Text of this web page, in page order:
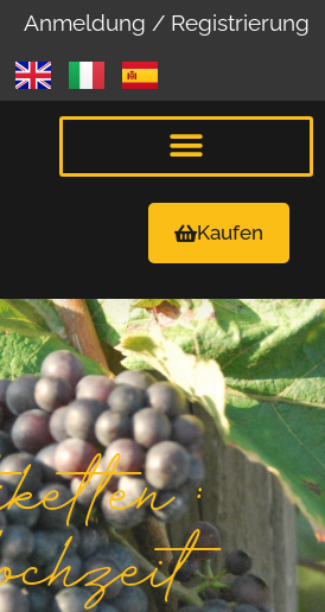
Anmeldung / Registrierung
Kaufen
: